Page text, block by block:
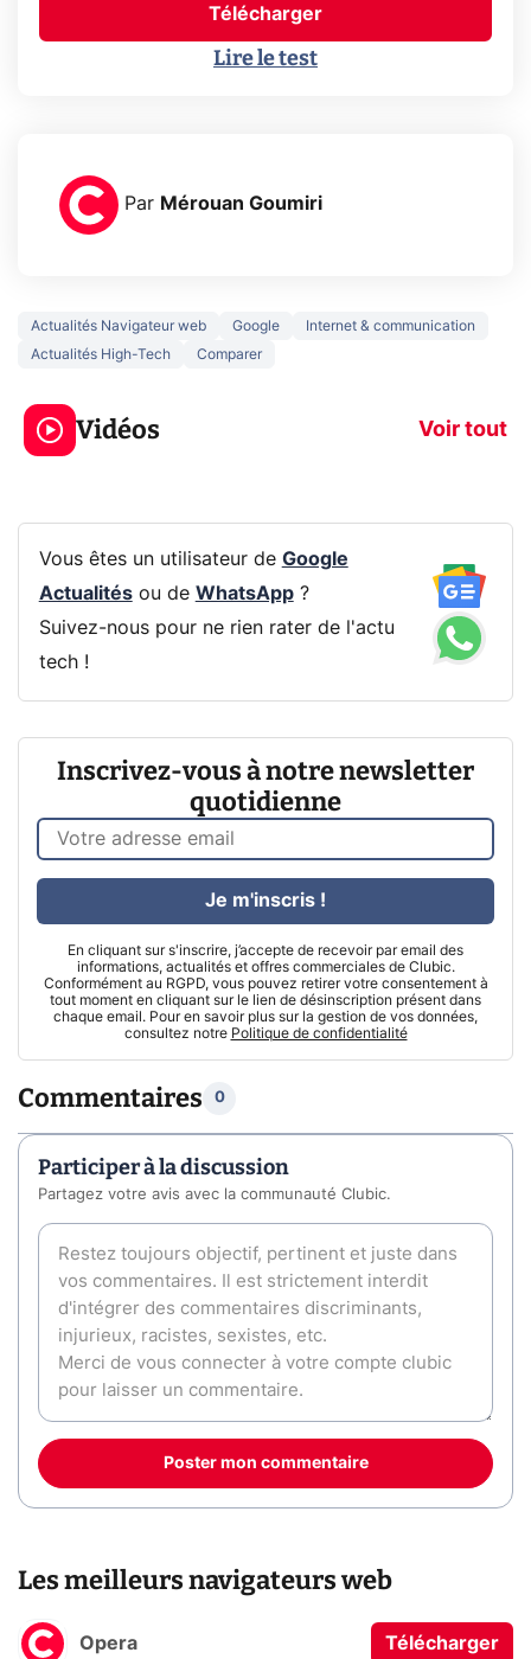
Télécharger
Lire le test
Par Mérouan Goumiri
Actualités Navigateur web Google
Internet & communication
Actualités High-Tech
Comparer
Vidéos Voir tout
5 générations de
jeux dans la
prochaine Xbox !
navigation
Vous êtes un utilisateur de Google
Actualitésou de WhatsApp?
Suivez-nous pour ne rien rater de l'actu
tech !
Inscrivez-vous à notre newsletter
quotidienne
En cliquant sur s'inscrire, j’accepte de recevoir par email des
informations, actualités et offres commerciales de Clubic.
Conformément au RGPD, vous pouvez retirer votre consentement à
tout moment en cliquant sur le lien de désinscription présent dans
chaque email. Pour en savoir plus sur la gestion de vos données,
consultez notre Politique de confidentialité
Je m'inscris !
Commentaires 0
Participer à la discussion
Partagez votre avis avec la communauté Clubic.
Poster mon commentaire
Les meilleurs navigateurs web
Opera Télécharger